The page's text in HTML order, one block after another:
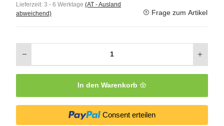
Lieferzeit: 3 - 6 Werktage (AT - Ausland
abweichend)
Frage zum Artikel
In den Warenkorb
Consent erteilen